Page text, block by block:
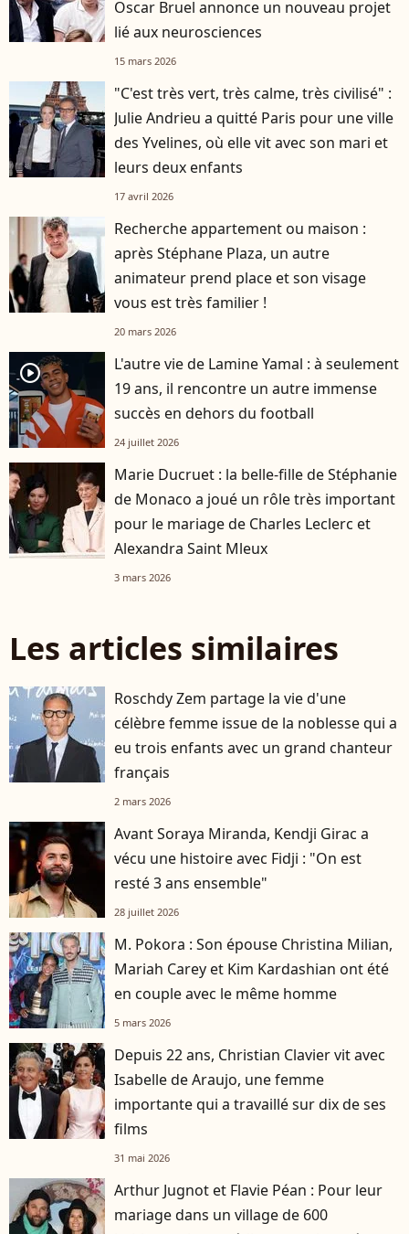
Oscar Bruel annonce un nouveau projet
lié aux neurosciences
15 mars 2026
"C'est très vert, très calme, très civilisé" :
Julie Andrieu a quitté Paris pour une ville
des Yvelines, où elle vit avec son mari et
leurs deux enfants
17 avril 2026
Recherche appartement ou maison :
après Stéphane Plaza, un autre
animateur prend place et son visage
vous est très familier !
20 mars 2026
player2
L'autre vie de Lamine Yamal : à seulement
19 ans, il rencontre un autre immense
succès en dehors du football
24 juillet 2026
Marie Ducruet : la belle-fille de Stéphanie
de Monaco a joué un rôle très important
pour le mariage de Charles Leclerc et
Alexandra Saint Mleux
3 mars 2026
Les articles similaires
Roschdy Zem partage la vie d'une
célèbre femme issue de la noblesse qui a
eu trois enfants avec un grand chanteur
français
2 mars 2026
Avant Soraya Miranda, Kendji Girac a
vécu une histoire avec Fidji : "On est
resté 3 ans ensemble"
28 juillet 2026
M. Pokora : Son épouse Christina Milian,
Mariah Carey et Kim Kardashian ont été
en couple avec le même homme
5 mars 2026
Depuis 22 ans, Christian Clavier vit avec
Isabelle de Araujo, une femme
importante qui a travaillé sur dix de ses
films
31 mai 2026
Arthur Jugnot et Flavie Péan : Pour leur
mariage dans un village de 600